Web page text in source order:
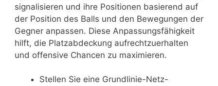
signalisieren und ihre Positionen basierend auf
der Position des Balls und den Bewegungen der
Gegner anpassen. Diese Anpassungsfähigkeit
hilft, die Platzabdeckung aufrechtzuerhalten
und offensive Chancen zu maximieren.
Stellen Sie eine Grundlinie-Netz-